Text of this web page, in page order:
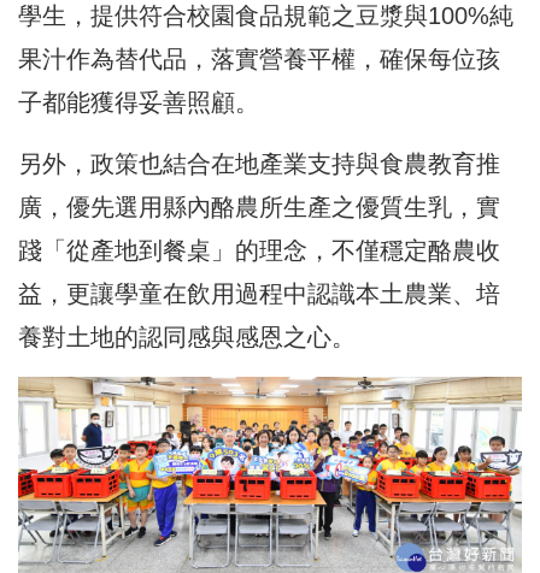
學生，提供符合校園食品規範之豆漿與100%純
果汁作為替代品，落實營養平權，確保每位孩
子都能獲得妥善照顧。
另外，政策也結合在地產業支持與食農教育推
廣，優先選用縣內酪農所生產之優質生乳，實
踐「從產地到餐桌」的理念，不僅穩定酪農收
益，更讓學童在飲用過程中認識本土農業、培
養對土地的認同感與感恩之心。